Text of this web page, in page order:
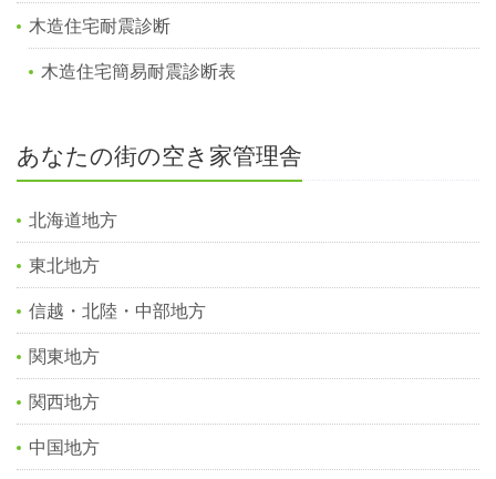
木造住宅耐震診断
木造住宅簡易耐震診断表
あなたの街の空き家管理舎
北海道地方
東北地方
信越・北陸・中部地方
関東地方
関西地方
中国地方